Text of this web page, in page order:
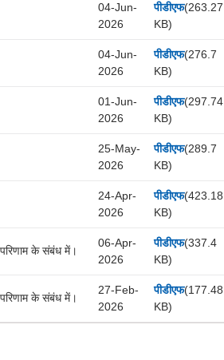
04-Jun-
2026
पीडीएफ(263.27
KB)
04-Jun-
2026
पीडीएफ(276.7
KB)
01-Jun-
2026
पीडीएफ(297.74
KB)
25-May-
2026
पीडीएफ(289.7
KB)
24-Apr-
2026
पीडीएफ(423.18
KB)
के संबंध में।
06-Apr-
2026
पीडीएफ(337.4
KB)
के संबंध में।
27-Feb-
2026
पीडीएफ(177.48
KB)